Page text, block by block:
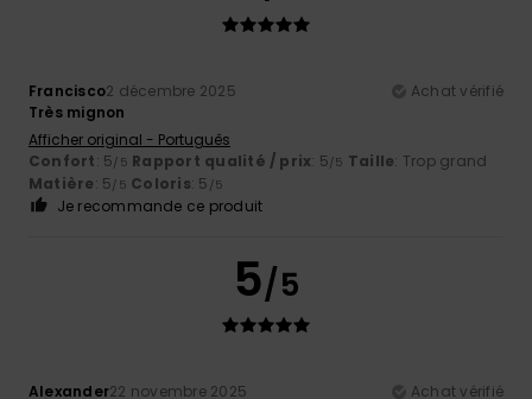
Francisco2 décembre 2025
Achat vérifié
Très mignon
Afficher original - Português
Confort: 5/5 Rapport qualité / prix: 5/5 Taille: Trop grand
Matière: 5/5 Coloris: 5 /5
Je recommande ce produit
5/5
Alexander22 novembre 2025
Achat vérifié